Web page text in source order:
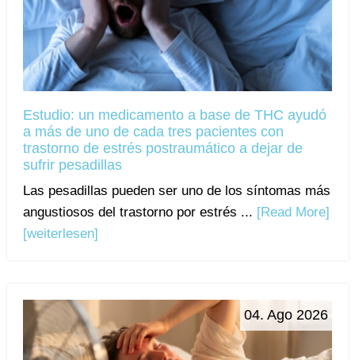
Estudio: un medicamento a base de THC ayudó
a más de uno de cada tres pacientes con
trastorno de estrés postraumático a dejar de
sufrir pesadillas
Las pesadillas pueden ser uno de los síntomas más
angustiosos del trastorno por estrés ... [Read More]
[weiterlesen]
04. Ago 2026